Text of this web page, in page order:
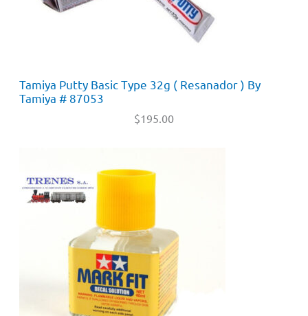
Tamiya Putty Basic Type 32g ( Resanador ) By
Tamiya # 87053
$195.00